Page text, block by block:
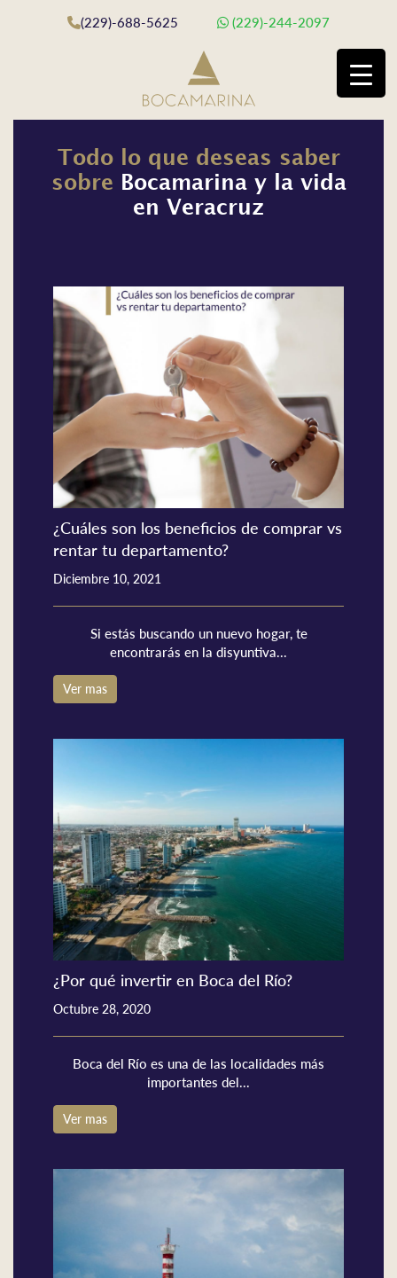
(229)-688-5625 (229)-244-2097
Todo lo que deseas saber
sobre
Bocamarina y la vida
en Veracruz
¿Cuáles son los beneficios de comprar vs
rentar tu departamento?
Diciembre 10, 2021
Si estás buscando un nuevo hogar, te
encontrarás en la disyuntiva...
Ver mas
¿Por qué invertir en Boca del Río?
Octubre 28, 2020
Boca del Río es una de las localidades más
importantes del...
Ver mas